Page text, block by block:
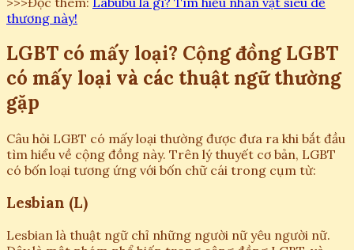
thương này!
LGBT có mấy loại? Cộng đồng LGBT
có mấy loại và các thuật ngữ thường
gặp
Câu hỏi LGBT có mấy loại thường được đưa ra khi bắt đầu
tìm hiểu về cộng đồng này. Trên lý thuyết cơ bản, LGBT
có bốn loại tương ứng với bốn chữ cái trong cụm từ:
Lesbian (L)
Lesbian là thuật ngữ chỉ những người nữ yêu người nữ.